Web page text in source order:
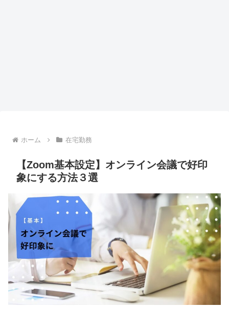
ホーム 在宅勤務
【Zoom基本設定】オンライン会議で好印
象にする方法３選